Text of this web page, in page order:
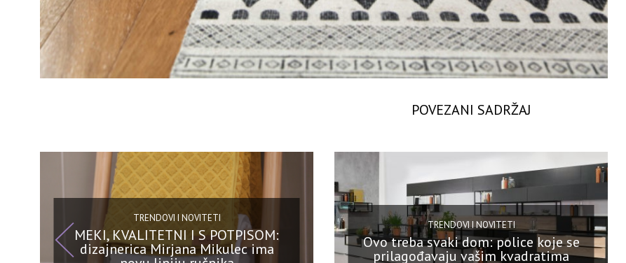
POVEZANI SADRŽAJ
TRENDOVI I NOVITETI
MEKI, KVALITETNI I S POTPISOM:
dizajnerica Mirjana Mikulec ima
TRENDOVI I NOVITETI
Ovo treba svaki dom: police koje se
prilagođavaju vašim kvadratima